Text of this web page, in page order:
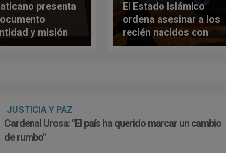
presenta
y misión
El Estado Islámico
ordena asesinar a los
recién nacidos con
discapacidad
JUSTICIA Y PAZ
Cardenal Urosa: "El país ha querido marcar un cambio
de rumbo"